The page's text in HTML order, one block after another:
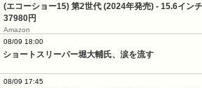
(エコーショー15) 第2世代 (2024年発売) - 15.6イン
37980円
Amazon
08/09 18:00
ショートスリーパー堀大輔氏、涙を流す
08/09 17:45